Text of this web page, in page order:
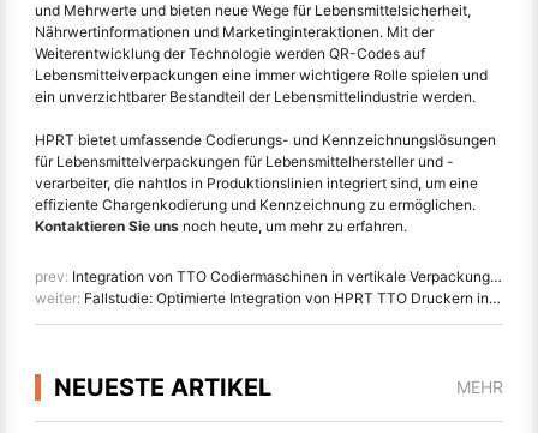
und Mehrwerte und bieten neue Wege für Lebensmittelsicherheit,
Nährwertinformationen und Marketinginteraktionen. Mit der
Weiterentwicklung der Technologie werden QR-Codes auf
Lebensmittelverpackungen eine immer wichtigere Rolle spielen und
ein unverzichtbarer Bestandteil der Lebensmittelindustrie werden.
HPRT bietet umfassende Codierungs- und Kennzeichnungslösungen
für Lebensmittelverpackungen für Lebensmittelhersteller und -
verarbeiter, die nahtlos in Produktionslinien integriert sind, um eine
effiziente Chargenkodierung und Kennzeichnung zu ermöglichen.
Kontaktieren Sie uns noch heute, um mehr zu erfahren.
prev: Integration von TTO Codiermaschinen in vertikale Verpackungsoperationen
weiter: Fallstudie: Optimierte Integration von HPRT TTO Druckern in vertikale Verpackungen
NEUESTE ARTIKEL MEHR